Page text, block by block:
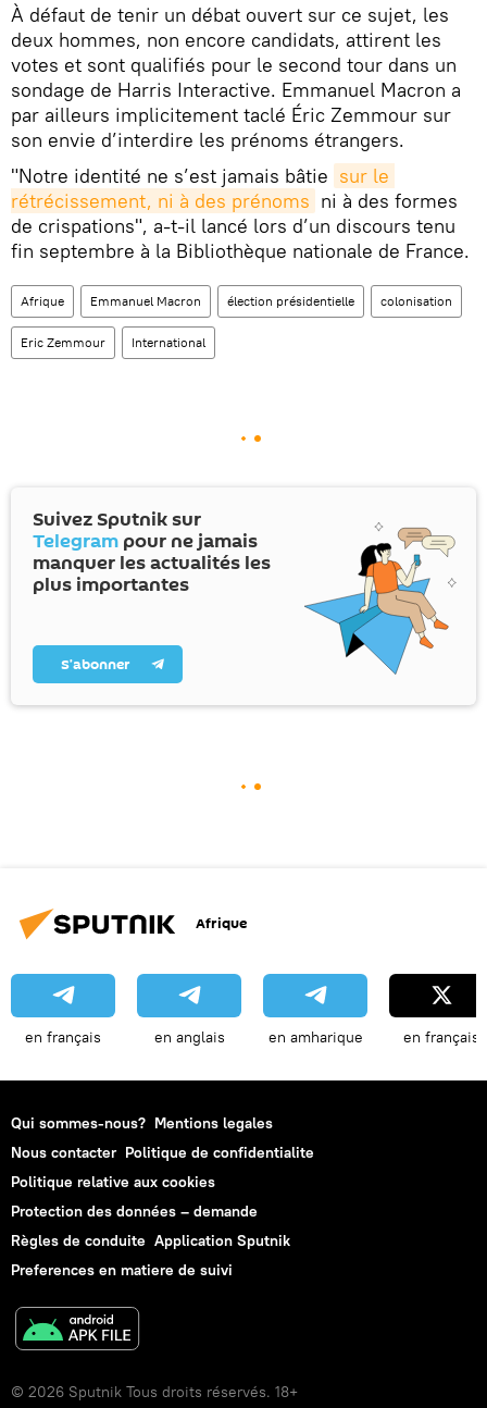
À défaut de tenir un débat ouvert sur ce sujet, les
deux hommes, non encore candidats, attirent les
votes et sont qualifiés pour le second tour dans un
sondage de Harris Interactive. Emmanuel Macron a
par ailleurs implicitement taclé Éric Zemmour sur
son envie d’interdire les prénoms étrangers.
"Notre identité ne s’est jamais bâtie sur le
rétrécissement, ni à des prénoms ni à des formes
de crispations", a-t-il lancé lors d’un discours tenu
fin septembre à la Bibliothèque nationale de France.
Afrique Emmanuel Macron élection présidentielle colonisation
Eric Zemmour International
Suivez Sputnik sur
Telegram pour ne jamais
manquer les actualités les
plus importantes
S’abonner
Afrique
en français en anglais en amharique en français
Qui sommes-nous? Mentions legales
Nous contacter Politique de confidentialite
Politique relative aux cookies
Protection des données – demande
Règles de conduite Application Sputnik
Preferences en matiere de suivi
© 2026 Sputnik Tous droits réservés. 18+